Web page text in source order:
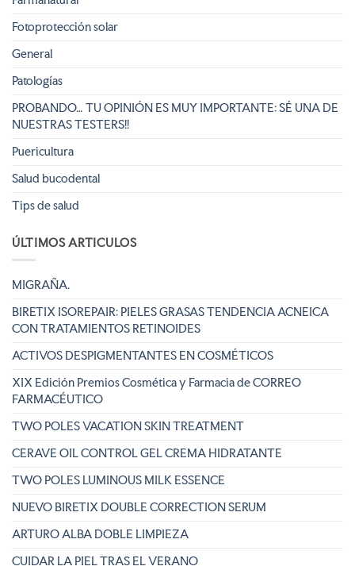
Fotoprotección solar
General
Patologías
PROBANDO… TU OPINIÓN ES MUY IMPORTANTE: SÉ UNA DE
NUESTRAS TESTERS!!
Puericultura
Salud bucodental
Tips de salud
ÚLTIMOS ARTICULOS
MIGRAÑA.
BIRETIX ISOREPAIR: PIELES GRASAS TENDENCIA ACNEICA
CON TRATAMIENTOS RETINOIDES
ACTIVOS DESPIGMENTANTES EN COSMÉTICOS
XIX Edición Premios Cosmética y Farmacia de CORREO
FARMACÉUTICO
TWO POLES VACATION SKIN TREATMENT
CERAVE OIL CONTROL GEL CREMA HIDRATANTE
TWO POLES LUMINOUS MILK ESSENCE
NUEVO BIRETIX DOUBLE CORRECTION SERUM
ARTURO ALBA DOBLE LIMPIEZA
CUIDAR LA PIEL TRAS EL VERANO